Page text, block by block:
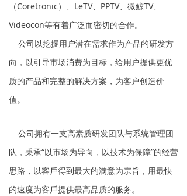
（Coretronic）、LeTV、PPTV、微鲸TV、
Videocon等有着广泛而密切的合作。
公司以挖掘用户潜在需求作为产品的研发方
向，以引导市场消费为目标，给用户提供更优
质的产品和完整的解决方案，为客户创造价
值。
公司拥有一支高素质研发团队与系统管理团
队，秉承“以市场为导向，以技术为保障”的经营
思路，以客戶得到最大的满意为宗旨，用最快
的速度为客戶提供最高品质的服务。